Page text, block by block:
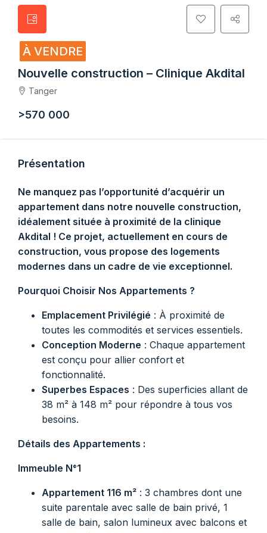
À VENDRE
Nouvelle construction – Clinique Akdital
Tanger
>570 000
Présentation
Ne manquez pas l’opportunité d’acquérir un
appartement dans notre nouvelle construction,
idéalement située à proximité de la clinique
Akdital ! Ce projet, actuellement en cours de
construction, vous propose des logements
modernes dans un cadre de vie exceptionnel.
Pourquoi Choisir Nos Appartements ?
Emplacement Privilégié : À proximité de
toutes les commodités et services essentiels.
Conception Moderne : Chaque appartement
est conçu pour allier confort et
fonctionnalité.
Superbes Espaces : Des superficies allant de
38 m² à 148 m² pour répondre à tous vos
besoins.
Détails des Appartements :
Immeuble N°1
Appartement 116 m² : 3 chambres dont une
suite parentale avec salle de bain privé, 1
salle de bain, salon lumineux avec balcons et